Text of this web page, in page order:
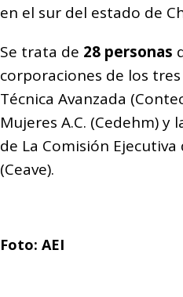
en el sur del estado de
Se trata de 28 personas
corporaciones de los
Técnica Avanzada
Mujeres A.C. (Cedehm)
de La Comisión
(Ceave).
Foto: AEI